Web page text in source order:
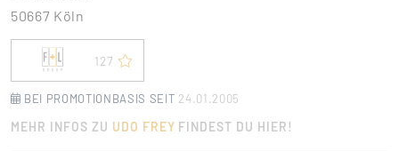
50667 Köln
127
BEI PROMOTIONBASIS SEIT 24.01.2005
MEHR INFOS ZU UDO FREY FINDEST DU HIER!